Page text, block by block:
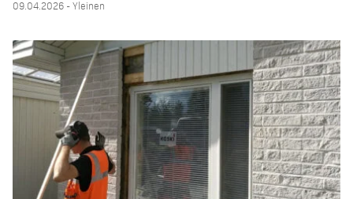
09.04.2026 - Yleinen